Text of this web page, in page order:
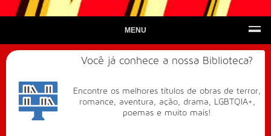
MENU
Você já conhece a nossa Biblioteca?
Encontre os melhores títulos de obras de terror,
romance, aventura, ação, drama, LGBTQIA+,
poemas e muito mais!